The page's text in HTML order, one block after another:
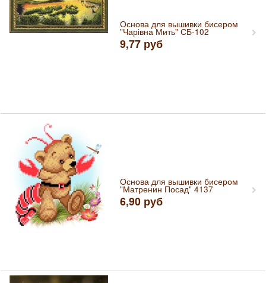
Основа для вышивки бисером
"Чарівна Мить" СБ-102
9,77 руб
Основа для вышивки бисером
"Матренин Посад" 4137
6,90 руб